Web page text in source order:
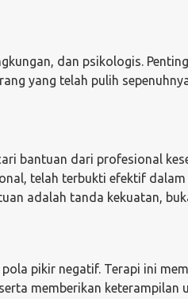
dan psikologis.
yang telah pulih
bantuan dari profesional
telah terbukti efektif
adalah tanda kekuatan,
pikir negatif. Terapi ini
memberikan keterampilan